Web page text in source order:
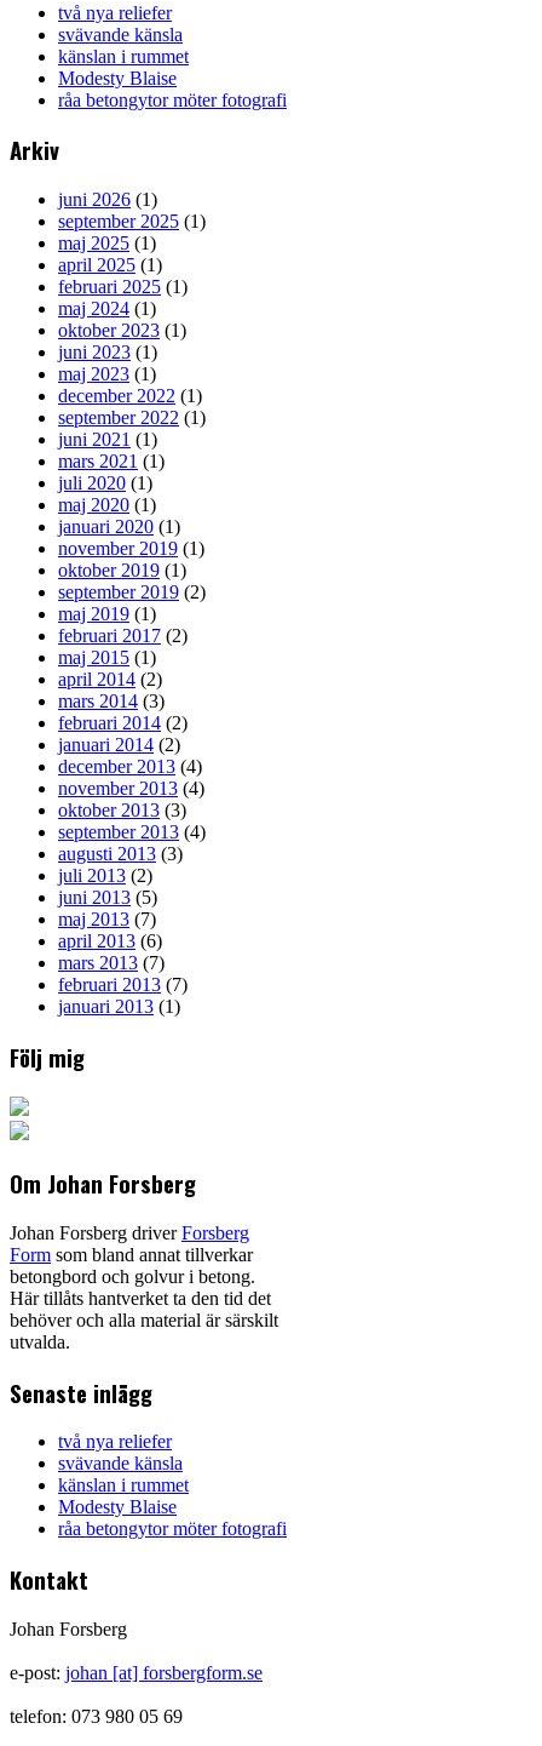
två nya reliefer
svävande känsla
känslan i rummet
Modesty Blaise
råa betongytor möter fotografi
Arkiv
juni 2026 (1)
september 2025 (1)
maj 2025 (1)
april 2025 (1)
februari 2025 (1)
maj 2024 (1)
oktober 2023 (1)
juni 2023 (1)
maj 2023 (1)
december 2022 (1)
september 2022 (1)
juni 2021 (1)
mars 2021 (1)
juli 2020 (1)
maj 2020 (1)
januari 2020 (1)
november 2019 (1)
oktober 2019 (1)
september 2019 (2)
maj 2019 (1)
februari 2017 (2)
maj 2015 (1)
april 2014 (2)
mars 2014 (3)
februari 2014 (2)
januari 2014 (2)
december 2013 (4)
november 2013 (4)
oktober 2013 (3)
september 2013 (4)
augusti 2013 (3)
juli 2013 (2)
juni 2013 (5)
maj 2013 (7)
april 2013 (6)
mars 2013 (7)
februari 2013 (7)
januari 2013 (1)
Följ mig
Om Johan Forsberg
Johan Forsberg driverForsberg
Form som bland annat tillverkar
betongbord och golvur i betong.
Här tillåts hantverket ta den tid det
behöver och alla material är särskilt
utvalda.
Senaste inlägg
två nya reliefer
svävande känsla
känslan i rummet
Modesty Blaise
råa betongytor möter fotografi
Kontakt
Johan Forsberg
e-post: johan [at] forsbergform.se
telefon: 073 980 05 69